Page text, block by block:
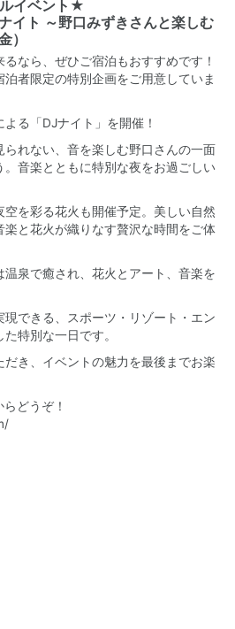
イベント★
イト ～野口みずきさんと楽しむ
）
なら、ぜひご宿泊もおすすめです！
者限定の特別企画をご用意していま
る「DJナイト」を開催！
られない、音を楽しむ野口さんの一面
。音楽とともに特別な夜をお過ごしい
空を彩る花火も開催予定。美しい自然
楽と花火が織りなす贅沢な時間をご体
泉で癒され、花火とアート、音楽を
できる、スポーツ・リゾート・エン
特別な一日です。
き、イベントの魅力を最後までお楽
どうぞ！